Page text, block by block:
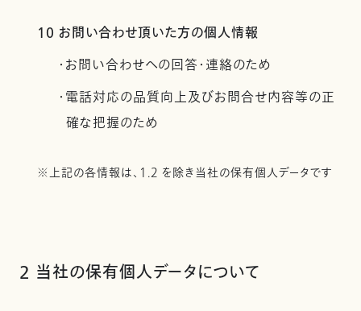
10 お問い合わせ頂いた方の個人情報
・お問い合わせへの回答・連絡のため
・電話対応の品質向上及びお問合せ内容等の正
確な把握のため
※上記の各情報は、1.2 を除き当社の保有個人データです
2 当社の保有個人データについて